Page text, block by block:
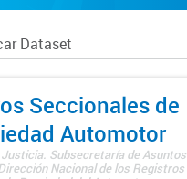
Seccionales de
Automotor
Subsecretaría de Asuntos
Nacional de los Registros